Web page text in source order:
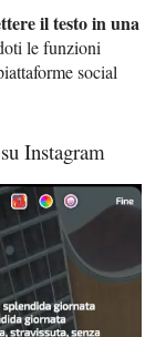
il testo in una
le funzioni
social
Instagram